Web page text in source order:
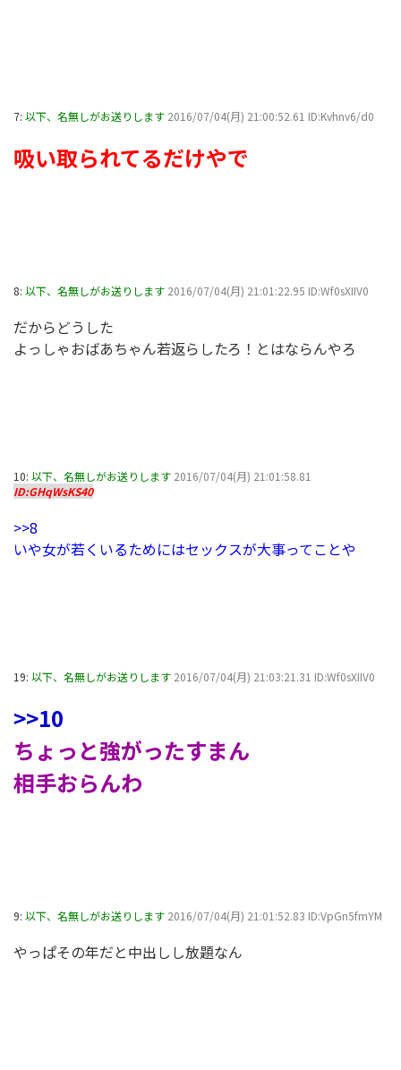
7: 以下、名無しがお送りします 2016/07/04(月) 21:00:52.61 ID:Kvhnv6/d0
吸い取られてるだけやで
8: 以下、名無しがお送りします 2016/07/04(月) 21:01:22.95 ID:Wf0sXIIV0
だからどうした
よっしゃおばあちゃん若返らしたろ！とはならんやろ
10: 以下、名無しがお送りします 2016/07/04(月) 21:01:58.81
ID:GHqWsKS40
>>8
いや女が若くいるためにはセックスが大事ってことや
19: 以下、名無しがお送りします 2016/07/04(月) 21:03:21.31 ID:Wf0sXIIV0
>>10
ちょっと強がったすまん
相手おらんわ
9: 以下、名無しがお送りします 2016/07/04(月) 21:01:52.83 ID:VpGn5fmYM
やっぱその年だと中出しし放題なん